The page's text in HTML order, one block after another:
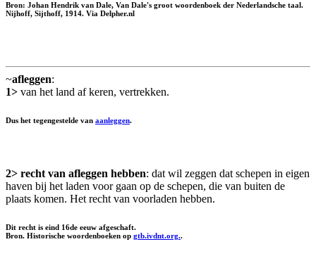
Bron: Johan Hendrik van Dale, Van Dale's groot woordenboek der Nederlandsche taal.
Nijhoff, Sijthoff, 1914. Via Delpher.nl
~afleggen:
1> van het land af keren, vertrekken.
Dus het tegengestelde van aanleggen.
2> recht van afleggen hebben: dat wil zeggen dat schepen in eigen
haven bij het laden voor gaan op de schepen, die van buiten de
plaats komen. Het recht van voorladen hebben.
Dit recht is eind 16de eeuw afgeschaft.
Bron. Historische woordenboeken op gtb.ivdnt.org..